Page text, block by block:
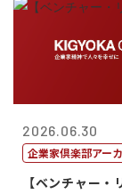
2026.06.30
企業家倶楽部アー
【ベンチャー・